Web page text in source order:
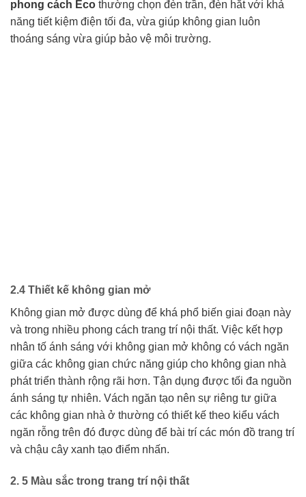
phong cách Eco thường chọn đèn trần, đèn hắt với khả
năng tiết kiệm điện tối đa, vừa giúp không gian luôn
thoáng sáng vừa giúp bảo vệ môi trường.
2.4 Thiết kế không gian mở
Không gian mở được dùng để khá phổ biến giai đoạn này
và trong nhiều phong cách trang trí nội thất. Việc kết hợp
nhân tố ánh sáng với không gian mở không có vách ngăn
giữa các không gian chức năng giúp cho không gian nhà
phát triển thành rộng rãi hơn. Tận dụng được tối đa nguồn
ánh sáng tự nhiên. Vách ngăn tạo nên sự riêng tư giữa
các không gian nhà ở thường có thiết kế theo kiểu vách
ngăn rỗng trên đó được dùng để bài trí các món đồ trang trí
và chậu cây xanh tạo điểm nhấn.
2. 5 Màu sắc trong trang trí nội thất